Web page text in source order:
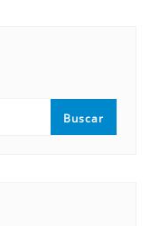
Buscar